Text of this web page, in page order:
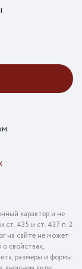
характер и не
ст. 435 и ст. 437 п. 2
на сайте не может
свойствах,
размеры и формы.